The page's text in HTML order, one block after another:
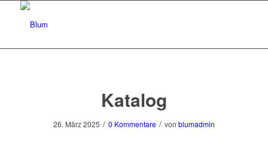
Katalog
26. März 2025 / 0 Kommentare / von blumadmin